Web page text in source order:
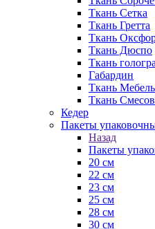
Ткань Сетка
Ткань Гретта
Ткань
Ткань Дюспо
Ткань
Габардин
Ткань
Ткань
Кедер
Пакеты
Назад
Пакеты
20 см
22 см
23 см
25 см
28 см
30 см